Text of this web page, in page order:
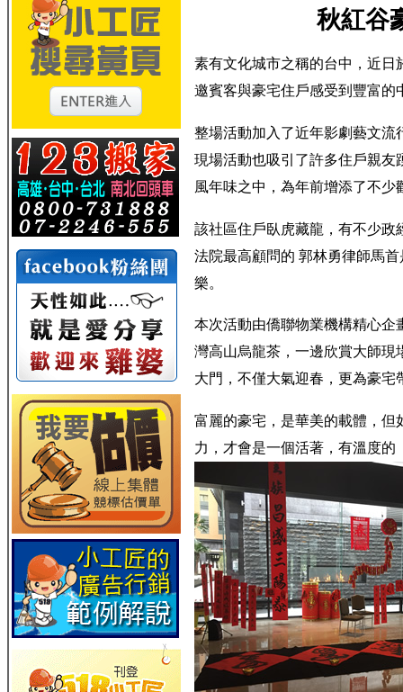
秋紅谷
素有文化城市之稱的台中，近日
邀賓客與豪宅住戶感受到豐富
整場活動加入了近年影劇藝文流
現場活動也吸引了許多住戶親
風年味之中，為年前增添了不少
該社區住戶臥虎藏龍，有不少政
法院最高顧問的 郭林勇律師馬
樂。
本次活動由僑聯物業機構精心
灣高山烏龍茶，一邊欣賞大師
大門，不僅大氣迎春，更為豪
富麗的豪宅，是華美的載體，但
力，才會是一個活著，有溫度的